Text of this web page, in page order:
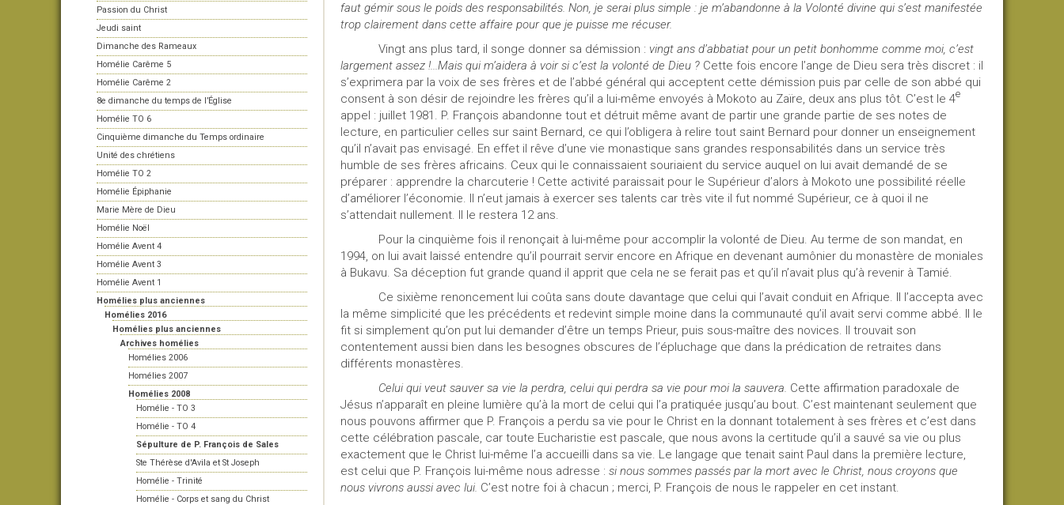
Passion du Christ
Jeudi saint
Dimanche des Rameaux
Homélie Carême 5
Homélie Carême 2
8e dimanche du temps de l’Église
Homélie TO 6
Cinquième dimanche du Temps ordinaire
Unité des chrétiens
Homélie TO 2
Homélie Épiphanie
Marie Mère de Dieu
Homélie Noël
Homélie Avent 4
Homélie Avent 3
Homélie Avent 1
Homélies plus anciennes
Homélies 2016
Homélies plus anciennes
Archives homélies
Homélies 2006
Homélies 2007
Homélies 2008
Homélie - TO 3
Homélie - TO 4
Sépulture de P. François de Sales
Ste Thérèse d'Avila et St Joseph
Homélie - Trinité
Homélie - Corps et sang du Christ
faut gémir sous le poids des responsabilités. Non, je serai plus simple : je m’abandonne à la Volonté divine qui s’est manifestée
trop clairement dans cette affaire pour que je puisse me récuser.
Vingt ans plus tard, il songe donner sa démission : vingt ans d’abbatiat pour un petit bonhomme comme moi, c’est
largement assez !...Mais qui m’aidera à voir si c’est la volonté de Dieu ?Cette fois encore l’ange de Dieu sera très discret : il
s’exprimera par la voix de ses frères et de l’abbé général qui acceptent cette démission puis par celle de son abbé qui
consent à son désir de rejoindre les frères qu’il a lui-même envoyés à Mokoto au Zaïre, deux ans plus tôt. C’est le 4e
appel : juillet 1981. P. François abandonne tout et détruit même avant de partir une grande partie de ses notes de
lecture, en particulier celles sur saint Bernard, ce qui l’obligera à relire tout saint Bernard pour donner un enseignement
qu’il n’avait pas envisagé. En effet il rêve d’une vie monastique sans grandes responsabilités dans un service très
humble de ses frères africains. Ceux qui le connaissaient souriaient du service auquel on lui avait demandé de se
préparer : apprendre la charcuterie ! Cette activité paraissait pour le Supérieur d’alors à Mokoto une possibilité réelle
d’améliorer l’économie. Il n’eut jamais à exercer ses talents car très vite il fut nommé Supérieur, ce à quoi il ne
s’attendait nullement. Il le restera 12 ans.
Pour la cinquième fois il renonçait à lui-même pour accomplir la volonté de Dieu. Au terme de son mandat, en
1994, on lui avait laissé entendre qu’il pourrait servir encore en Afrique en devenant aumônier du monastère de moniales
à Bukavu. Sa déception fut grande quand il apprit que cela ne se ferait pas et qu’il n’avait plus qu’à revenir à Tamié.
Ce sixième renoncement lui coûta sans doute davantage que celui qui l’avait conduit en Afrique. Il l’accepta avec
la même simplicité que les précédents et redevint simple moine dans la communauté qu’il avait servi comme abbé. Il le
fit si simplement qu’on put lui demander d’être un temps Prieur, puis sous-maître des novices. Il trouvait son
contentement aussi bien dans les besognes obscures de l’épluchage que dans la prédication de retraites dans
différents monastères.
Celui qui veut sauver sa vie la perdra, celui qui perdra sa vie pour moi la sauvera. Cette affirmation paradoxale de
Jésus n’apparaît en pleine lumière qu’à la mort de celui qui l’a pratiquée jusqu’au bout. C’est maintenant seulement que
nous pouvons affirmer que P. François a perdu sa vie pour le Christ en la donnant totalement à ses frères et c’est dans
cette célébration pascale, car toute Eucharistie est pascale, que nous avons la certitude qu’il a sauvé sa vie ou plus
exactement que le Christ lui-même l’a accueilli dans sa vie. Le langage que tenait saint Paul dans la première lecture,
est celui que P. François lui-même nous adresse : si nous sommes passés par la mort avec le Christ, nous croyons que
nous vivrons aussi avec lui. C’est notre foi à chacun ; merci, P. François de nous le rappeler en cet instant.